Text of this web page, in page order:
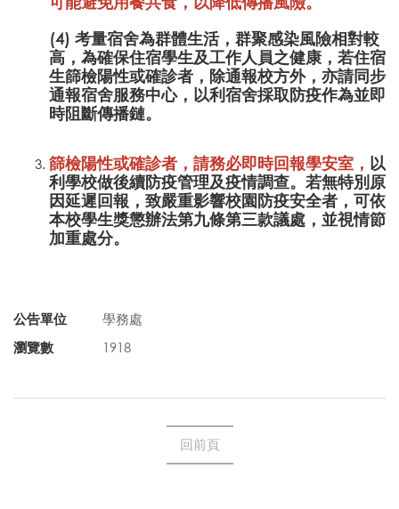
(4) 考量宿舍為群體生活，群聚感染風險相對較
高，為確保住宿學生及工作人員之健康，若住宿
生篩檢陽性或確診者，除通報校方外，亦請同步
通報宿舍服務中心，以利宿舍採取防疫作為並即
時阻斷傳播鏈。
篩檢陽性或確診者，請務必即時回報學安室， 以
利學校做後續防疫管理及疫情調查。若無特別原
因延遲回報，致嚴重影響校園防疫安全者，可依
本校學生獎懲辦法第九條第三款議處，並視情節
加重處分。
公告單位
學務處
瀏覽數
1918
回前頁